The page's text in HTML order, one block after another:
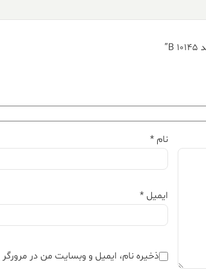
نام *
ایمیل *
ذخیره نام، ایمیل و وبسایت من در